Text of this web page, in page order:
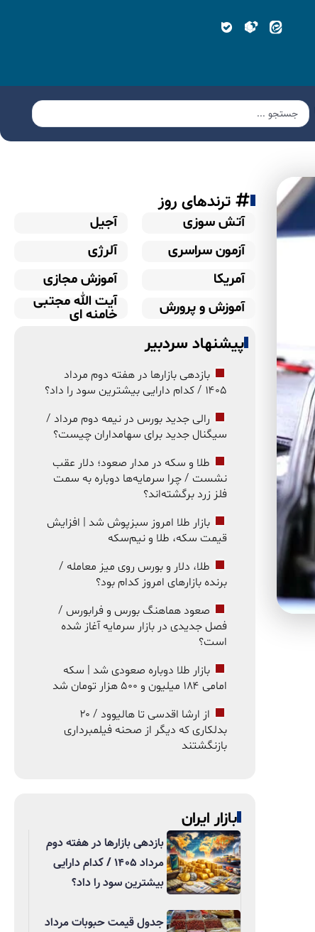
ترندهای روز
آتش سوزی
آجیل
آزمون سراسری
آلرژی
آمریکا
آموزش مجازی
آموزش و پرورش
آیت الله مجتبی
خامنه ای
پیشنهاد سردبیر
بازدهی بازارها در هفته دوم مرداد
۱۴۰۵ / کدام دارایی بیشترین سود را داد؟
رالی جدید بورس در نیمه دوم مرداد /
سیگنال جدید برای سهامداران چیست؟
طلا و سکه در مدار صعود؛ دلار عقب
نشست / چرا سرمایه‌ها دوباره به سمت
فلز زرد برگشته‌اند؟
بازار طلا امروز سبزپوش شد | افزایش
قیمت سکه، طلا و نیم‌سکه
طلا، دلار و بورس روی میز معامله /
برنده بازارهای امروز کدام بود؟
صعود هماهنگ بورس و فرابورس /
فصل جدیدی در بازار سرمایه آغاز شده
است؟
بازار طلا دوباره صعودی شد | سکه
امامی ۱۸۴ میلیون و ۵۰۰ هزار تومان شد
از ارشا اقدسی تا هالیوود / ۲۰
بدلکاری که دیگر از صحنه فیلمبرداری
بازنگشتند
بازار ایران
بازدهی بازارها در هفته دوم
مرداد ۱۴۰۵ / کدام دارایی
بیشترین سود را داد؟
جدول قیمت حبوبات مرداد